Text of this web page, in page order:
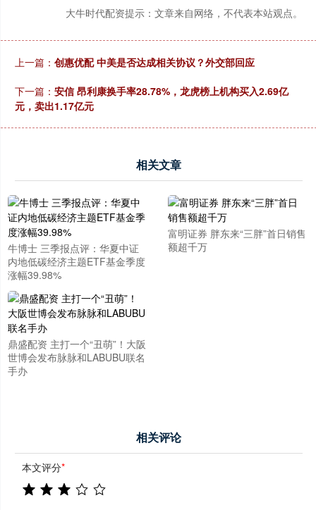
大牛时代配资提示：文章来自网络，不代表本站观点。
上一篇： 创惠优配 中美是否达成相关协议？外交部回应
下一篇： 安信 昂利康换手率28.78%，龙虎榜上机构买入2.69亿
元，卖出1.17亿元
相关文章
牛博士 三季报点评：华夏中证
内地低碳经济主题ETF基金季度
涨幅39.98%
富明证券 胖东来“三胖”首日销售
额超千万
鼎盛配资 主打一个“丑萌”！大阪
世博会发布脉脉和LABUBU联名
手办
相关评论
本文评分*